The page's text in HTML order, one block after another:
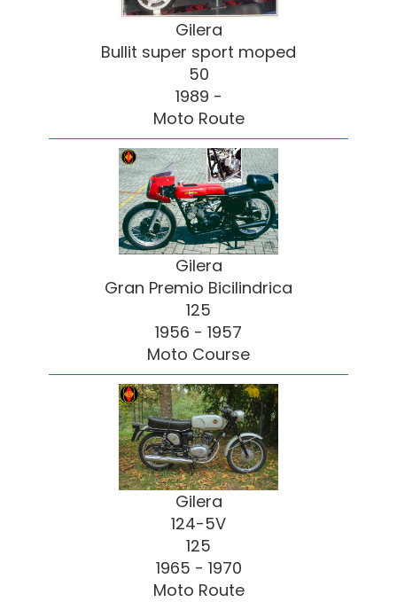
Gilera
Bullit super sport moped
50
1989 -
Moto Route
Gilera
Gran Premio Bicilindrica
125
1956 - 1957
Moto Course
Gilera
124-5V
125
1965 - 1970
Moto Route